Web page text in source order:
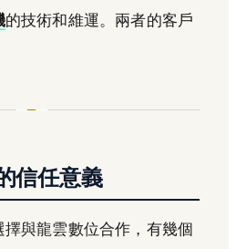
的技術和維運。兩者的客戶
信任意義
與龍雲數位合作，有幾個